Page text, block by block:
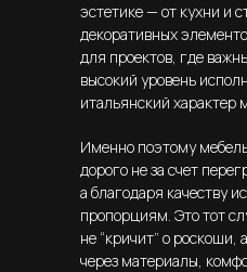
Именно поэтому
дорого не за счет
а благодаря качеству
пропорциям. Это тот
не “кричит” о роскоши,
через материалы,
эстетике — от кухни и
декоративных
для проектов, где
высокий уровень
итальянский характер